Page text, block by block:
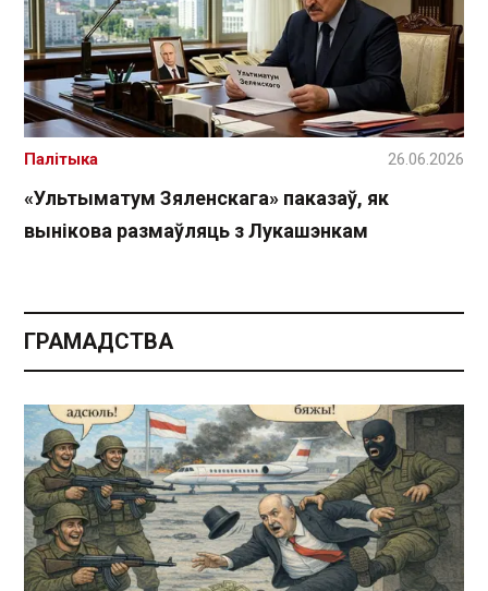
«Ультыматум Зяленскага» паказаў, як
вынікова размаўляць з Лукашэнкам
Палітыка 26.06.2026
ГРАМАДСТВА